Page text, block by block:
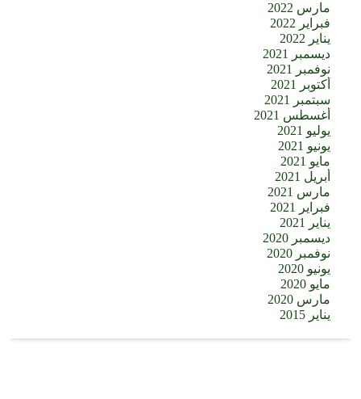
مارس 2022
فبراير 2022
يناير 2022
ديسمبر 2021
نوفمبر 2021
أكتوبر 2021
سبتمبر 2021
أغسطس 2021
يوليو 2021
يونيو 2021
مايو 2021
أبريل 2021
مارس 2021
فبراير 2021
يناير 2021
ديسمبر 2020
نوفمبر 2020
يونيو 2020
مايو 2020
مارس 2020
يناير 2015